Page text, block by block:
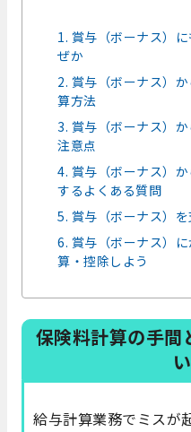
1. 賞与（ボーナス）
ぜか
2. 賞与（ボーナス）
算方法
3. 賞与（ボーナス）
注意点
4. 賞与（ボーナス）
するよくある質問
5. 賞与（ボーナス）
6. 賞与（ボーナス）
算・控除しよう
保険料計算の手間
給与計算業務でミスが